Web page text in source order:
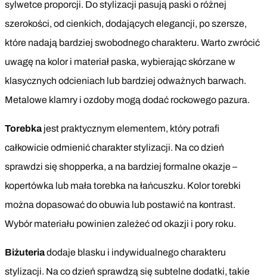
sylwetce proporcji. Do stylizacji pasują paski o różnej
szerokości, od cienkich, dodających elegancji, po szersze,
które nadają bardziej swobodnego charakteru. Warto zwrócić
uwagę na kolor i materiał paska, wybierając skórzane w
klasycznych odcieniach lub bardziej odważnych barwach.
Metalowe klamry i ozdoby mogą dodać rockowego pazura.
Torebkajest praktycznym elementem, który potrafi
całkowicie odmienić charakter stylizacji. Na co dzień
sprawdzi się shopperka, a na bardziej formalne okazje –
kopertówka lub mała torebka na łańcuszku. Kolor torebki
można dopasować do obuwia lub postawić na kontrast.
Wybór materiału powinien zależeć od okazji i pory roku.
Biżuteriadodaje blasku i indywidualnego charakteru
stylizacji. Na co dzień sprawdzą się subtelne dodatki, takie